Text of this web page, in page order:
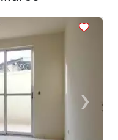
›Next